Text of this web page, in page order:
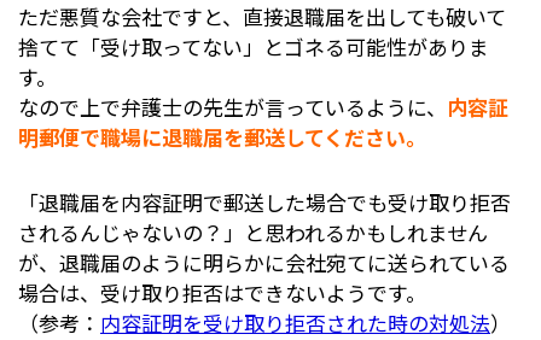
ただ悪質な会社ですと、直接退職届を出しても破いて
捨てて「受け取ってない」とゴネる可能性がありま
す。
なので上で弁護士の先生が言っているように、 内容証
明郵便で職場に退職届を郵送してください。
「退職届を内容証明で郵送した場合でも受け取り拒否
されるんじゃないの？」と思われるかもしれません
が、退職届のように明らかに会社宛てに送られている
場合は、受け取り拒否はできないようです。
（参考： 内容証明を受け取り拒否された時の対処法）